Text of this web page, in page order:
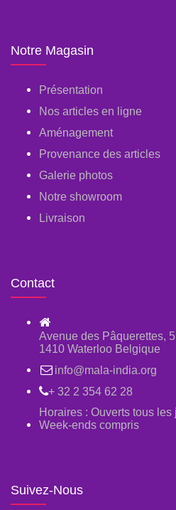
Notre Magasin
Présentation
Nos articles en ligne
Aménagement
Provenance des articles
Galerie photos
Notre showroom
Livraison
Contact
Avenue des Pâquerettes,
1410 Waterloo Belgique
info@mala-india.org
+ 32 2 354 62 28
Horaires : Ouverts tous
Week-ends compris
Suivez-Nous